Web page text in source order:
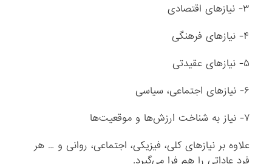
۳- نیازهای اقتصادی
۴- نیازهای فرهنگی
۵- نیازهای عقیدتی
۶- نیازهای اجتماعی، سیاسی
۷- نیاز به شناخت ارزش‌ها و موقعیت‌ها
علاوه بر نیازهای کلی، فیزیکی، اجتماعی، روانی و … هر
فرد عاداتی را هم فرا می‌گیرد.